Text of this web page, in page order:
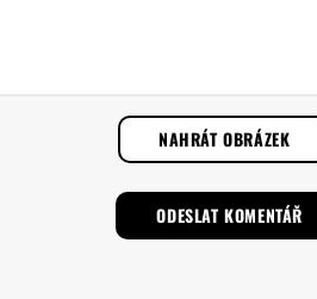
NAHRÁT OBRÁZEK